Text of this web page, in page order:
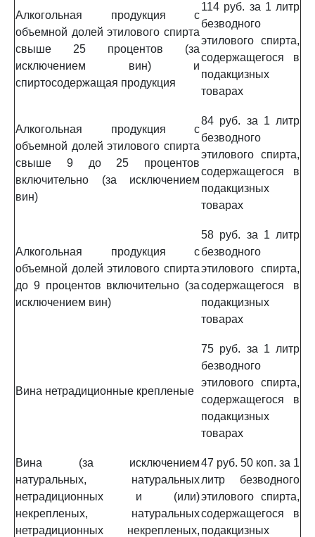
Алкогольная продукция с
объемной долей этилового спирта
свыше 25 процентов (за
исключением вин) и
спиртосодержащая продукция
114 руб. за 1 литр
безводного
этилового спирта,
содержащегося в
подакцизных
товарах
Алкогольная продукция с
объемной долей этилового спирта
свыше 9 до 25 процентов
включительно (за исключением
вин)
84 руб. за 1 литр
безводного
этилового спирта,
содержащегося в
подакцизных
товарах
Алкогольная продукция с
объемной долей этилового спирта
до 9 процентов включительно (за
исключением вин)
58 руб. за 1 литр
безводного
этилового спирта,
содержащегося в
подакцизных
товарах
Вина нетрадиционные крепленые
75 руб. за 1 литр
безводного
этилового спирта,
содержащегося в
подакцизных
товарах
Вина (за исключением
натуральных, натуральных
нетрадиционных и (или)
некрепленых, натуральных
нетрадиционных некрепленых,
47 руб. 50 коп. за 1
литр безводного
этилового спирта,
содержащегося в
подакцизных